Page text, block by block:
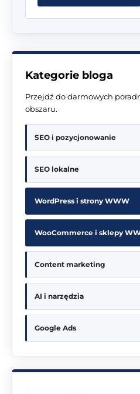
Kategorie bloga
Przejdź do darmowych
obszaru.
SEO i pozycjonowanie
SEO lokalne
WordPress i strony WWW
WooCommerce i sklepy
Content marketing
AI i narzędzia
Google Ads